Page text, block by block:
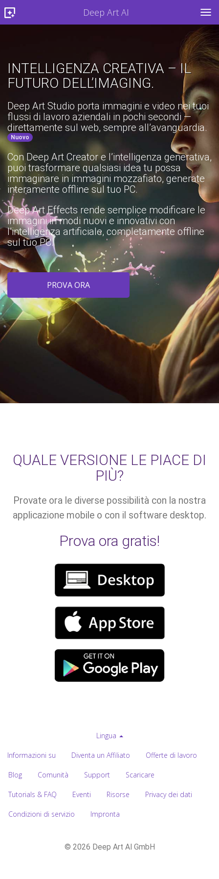
Deep Art AI
INTELLIGENZA CREATIVA – IL
FUTURO DELL’IMAGING.
Deep Art Studio porta immagini e video nei tuoi
flussi di lavoro aziendali in pochi secondi —
direttamente sul web, sempre all’avanguardia.
Nuovo
Con Deep Art Creator e l’intelligenza generativa,
puoi trasformare qualsiasi idea tu possa
immaginare in immagini mozzafiato, generate
interamente offline sul tuo PC.
Deep Art Effects rende semplice modificare le
immagini in modi nuovi e innovativi con
l’intelligenza artificiale, completamente offline
sul tuo PC.
PROVA ORA
QUALE VERSIONE LE PIACE DI
PIÙ?
Provate ora le diverse possibilità con la nostra
applicazione mobile o con il software desktop.
Prova ora gratis!
Lingua
Informazioni su Diventa un Affiliato Offerte di lavoro
Blog Comunità Support Scaricare
Tutorials & FAQ Eventi Risorse Privacy dei dati
Condizioni di servizio Impronta
© 2026 Deep Art AI GmbH